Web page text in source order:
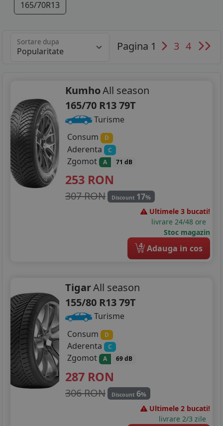
165/70R13
Sortare dupa Pagina 1 3 4
KumhoAll season
165/70 R13 79T
Turisme
Consum
D
Aderenta C
Zgomot A 71 dB
253 RON
307 RON Discount 17%
Ultimele 3 bucati!
livrare 24/48 ore
Stoc magazin
4 Adauga in cos
TigarAll season
155/80 R13 79T
Turisme
Consum
D
Aderenta C
Zgomot A 69 dB
287 RON
306 RON Discount 6%
Ultimele 2 bucati!
livrare 2/3 zile